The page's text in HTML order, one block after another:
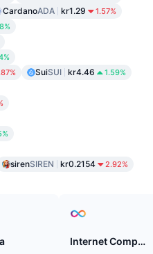
CardanoADA kr1.29 1.57%
SuiSUI kr4.46 1.59%
sirenSIREN kr0.2154 2.92%
Internet Computer